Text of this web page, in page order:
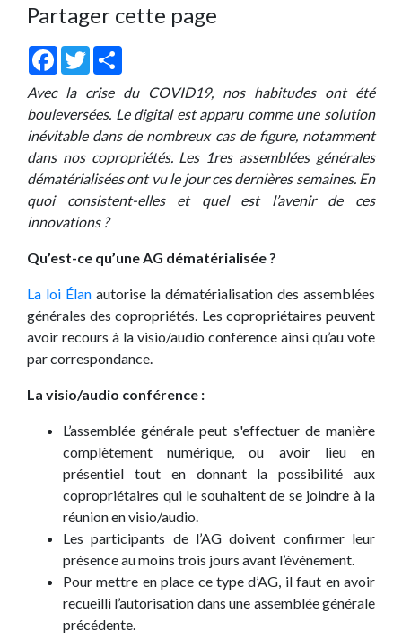
Partager cette page
Facebook
Twitter
Avec la crise du COVID19, nos habitudes ont été
bouleversées. Le digital est apparu comme une solution
inévitable dans de nombreux cas de figure, notamment
dans nos copropriétés. Les 1res assemblées générales
dématérialisées ont vu le jour ces dernières semaines. En
quoi consistent-elles et quel est l’avenir de ces
innovations ?
Qu’est-ce qu’une AG dématérialisée ?
La loi Élanautorise la dématérialisation des assemblées
générales des copropriétés. Les copropriétaires peuvent
avoir recours à la visio/audio conférence ainsi qu’au vote
par correspondance.
La visio/audio conférence :
L’assemblée générale peut s'effectuer de manière
complètement numérique, ou avoir lieu en
présentiel tout en donnant la possibilité aux
copropriétaires qui le souhaitent de se joindre à la
réunion en visio/audio.
Les participants de l’AG doivent confirmer leur
présence au moins trois jours avant l’événement.
Pour mettre en place ce type d’AG, il faut en avoir
recueilli l’autorisation dans une assemblée générale
précédente.